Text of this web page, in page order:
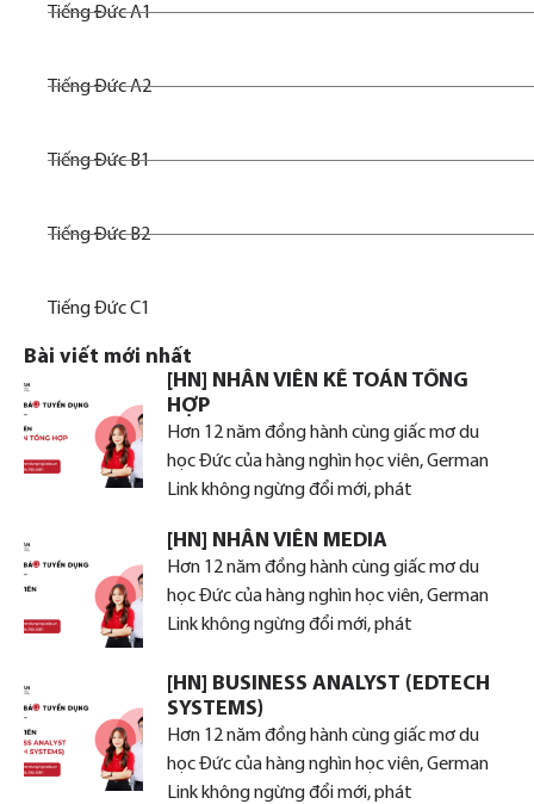
Tiếng Đức A1
Tiếng Đức A2
Tiếng Đức B1
Tiếng Đức B2
Tiếng Đức C1
Bài viết mới nhất
[HN] NHÂN VIÊN KẾ TOÁN TỔNG
HỢP
Hơn 12 năm đồng hành cùng giấc mơ du
học Đức của hàng nghìn học viên, German
Link không ngừng đổi mới, phát
[HN] NHÂN VIÊN MEDIA
Hơn 12 năm đồng hành cùng giấc mơ du
học Đức của hàng nghìn học viên, German
Link không ngừng đổi mới, phát
[HN] BUSINESS ANALYST (EDTECH
SYSTEMS)
Hơn 12 năm đồng hành cùng giấc mơ du
học Đức của hàng nghìn học viên, German
Link không ngừng đổi mới, phát